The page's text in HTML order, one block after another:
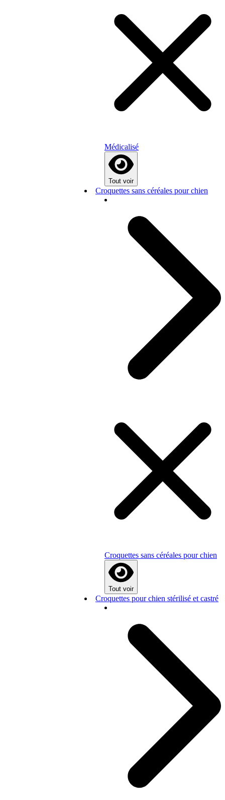
Médicalisé
Tout voir
Croquettes sans céréales pour chien
Croquettes sans céréales pour chien
Tout voir
Croquettes pour chien stérilisé et castré